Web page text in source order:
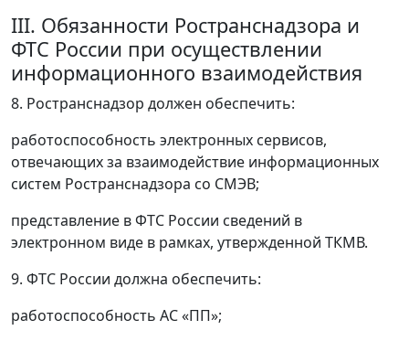
III. Обязанности Ространснадзора и
ФТС России при осуществлении
информационного взаимодействия
8. Ространснадзор должен обеспечить:
работоспособность электронных сервисов,
отвечающих за взаимодействие информационных
систем Ространснадзора со СМЭВ;
представление в ФТС России сведений в
электронном виде в рамках, утвержденной ТКМВ.
9. ФТС России должна обеспечить:
работоспособность АС «ПП»;